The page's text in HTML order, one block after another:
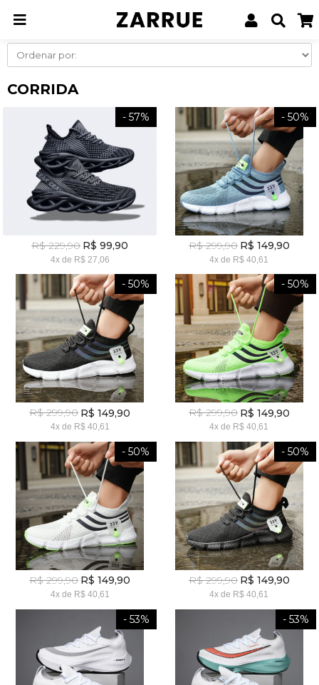
Página inicial Homens Tênis Tênis Masculinos Corrida
CORRIDA
- 57%
R$ 229,90 R$ 99,90
4xde R$ 27,06
- 50%
R$ 299,90 R$ 149,90
4x de R$ 40,61
- 50%
R$ 299,90 R$ 149,90
4xde R$ 40,61
- 50%
R$ 299,90 R$ 149,90
4x de R$ 40,61
- 50%
R$ 299,90 R$ 149,90
4xde R$ 40,61
- 50%
R$ 299,90 R$ 149,90
4x de R$ 40,61
- 53% - 53%